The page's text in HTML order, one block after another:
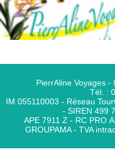
PierrAline Voyages -
Tél. :
IM 055110003 - Réseau
- SIREN 499
APE 7911 Z - RC PRO
GROUPAMA - TVA